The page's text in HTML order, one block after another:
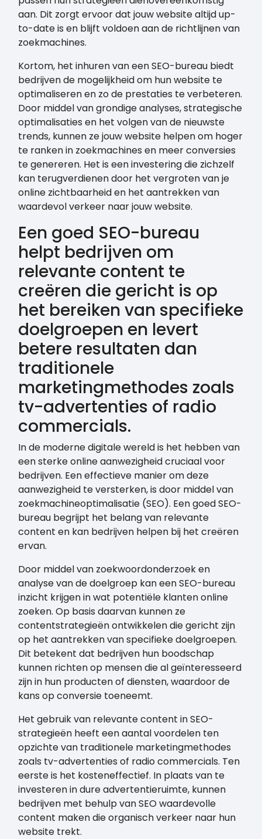
aan. Dit zorgt ervoor dat jouw website altijd up-
to-date is en blijft voldoen aan de richtlijnen van
zoekmachines.
Kortom, het inhuren van een SEO-bureau biedt
bedrijven de mogelijkheid om hun website te
optimaliseren en zo de prestaties te verbeteren.
Door middel van grondige analyses, strategische
optimalisaties en het volgen van de nieuwste
trends, kunnen ze jouw website helpen om hoger
te ranken in zoekmachines en meer conversies
te genereren. Het is een investering die zichzelf
kan terugverdienen door het vergroten van je
online zichtbaarheid en het aantrekken van
waardevol verkeer naar jouw website.
Een goed SEO-bureau
helpt bedrijven om
relevante content te
creëren die gericht is op
het bereiken van specifieke
doelgroepen en levert
betere resultaten dan
traditionele
marketingmethodes zoals
tv-advertenties of radio
commercials.
In de moderne digitale wereld is het hebben van
een sterke online aanwezigheid cruciaal voor
bedrijven. Een effectieve manier om deze
aanwezigheid te versterken, is door middel van
zoekmachineoptimalisatie (SEO). Een goed SEO-
bureau begrijpt het belang van relevante
content en kan bedrijven helpen bij het creëren
ervan.
Door middel van zoekwoordonderzoek en
analyse van de doelgroep kan een SEO-bureau
inzicht krijgen in wat potentiële klanten online
zoeken. Op basis daarvan kunnen ze
contentstrategieën ontwikkelen die gericht zijn
op het aantrekken van specifieke doelgroepen.
Dit betekent dat bedrijven hun boodschap
kunnen richten op mensen die al geïnteresseerd
zijn in hun producten of diensten, waardoor de
kans op conversie toeneemt.
Het gebruik van relevante content in SEO-
strategieën heeft een aantal voordelen ten
opzichte van traditionele marketingmethodes
zoals tv-advertenties of radio commercials. Ten
eerste is het kosteneffectief. In plaats van te
investeren in dure advertentieruimte, kunnen
bedrijven met behulp van SEO waardevolle
content maken die organisch verkeer naar hun
website trekt.